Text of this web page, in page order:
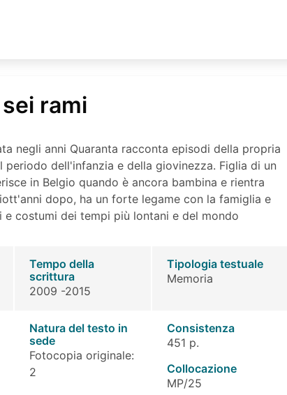
rami
negli anni Quaranta racconta episodi della propria
periodo dell'infanzia e della giovinezza. Figlia di un
in Belgio quando è ancora bambina e rientra
dopo, ha un forte legame con la famiglia e
costumi dei tempi più lontani e del mondo
Tempo della
scrittura
2009 -2015
Tipologia testuale
Memoria
Natura del testo in
sede
Fotocopia originale:
2
Consistenza
451 p.
Collocazione
MP/25